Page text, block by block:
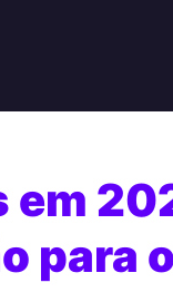
em
para o